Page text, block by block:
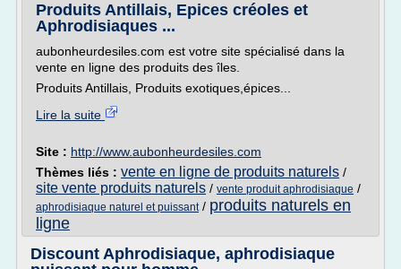
Produits Antillais, Epices créoles et
Aphrodisiaques ...
aubonheurdesiles.com est votre site spécialisé dans la
vente en ligne des produits des îles.
Produits Antillais, Produits exotiques,épices...
Lire la suite
Site : http://www.aubonheurdesiles.com
Thèmes liés : vente en ligne de produits naturels /
site vente produits naturels / vente produit aphrodisiaque /
aphrodisiaque naturel et puissant/ produits naturels en
ligne
Discount Aphrodisiaque, aphrodisiaque